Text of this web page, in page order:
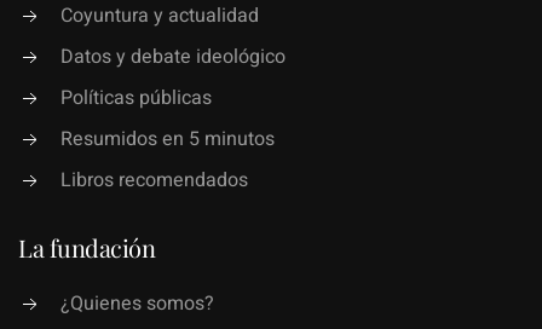
Coyuntura y actualidad
Datos y debate ideológico
Políticas públicas
Resumidos en 5 minutos
Libros recomendados
La fundación
¿Quienes somos?